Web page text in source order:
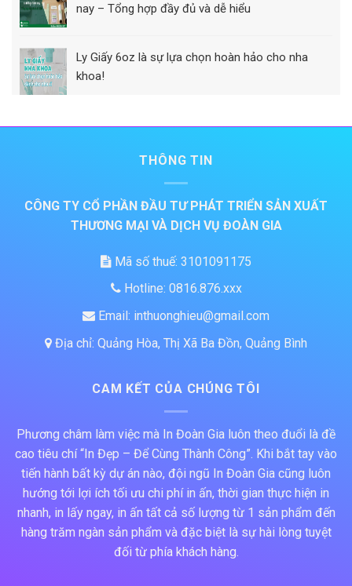
nay – Tổng hợp đầy đủ và dễ hiểu
Ly Giấy 6oz là sự lựa chọn hoàn hảo cho nha
khoa!
THÔNG TIN
CÔNG TY CỔ PHẦN ĐẦU TƯ PHÁT TRIỂN SẢN XUẤT
THƯƠNG MẠI VÀ DỊCH VỤ ĐOÀN GIA
Mã số thuế: 3101091175
Hotline: 0816.876.xxx
Email: inthuonghieu@gmail.com
Địa chỉ: Quảng Hòa, Thị Xã Ba Đồn, Quảng Bình
CAM KẾT CỦA CHÚNG TÔI
Phương châm làm việc mà In Đoàn Gia luôn theo đuổi là đề
cao tiêu chí “In Đẹp – Để Cùng Thành Công”. Khi bắt tay vào
tiến hành bất kỳ dự án nào, đội ngũ In Đoàn Gia cũng luôn
hướng tới lợi ích tối ưu chi phí in ấn, thời gian thực hiện in
nhanh, in lấy ngay, in ấn tất cả số lượng từ 1 sản phẩm đến
hàng trăm ngàn sản phẩm và đặc biệt là sự hài lòng tuyệt
đối từ phía khách hàng.